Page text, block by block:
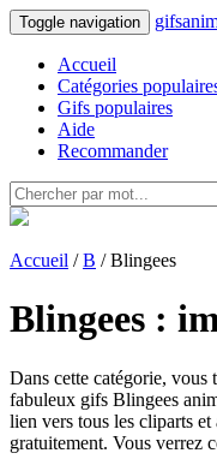
Toggle navigation
Accueil
Catégories
Gifs populaires
Aide
Recommander
Accueil /B / Blingees
Blingees :
Dans cette catégorie, vous
fabuleux gifs Blingees
lien vers tous les cliparts
gratuitement. Vous verrez